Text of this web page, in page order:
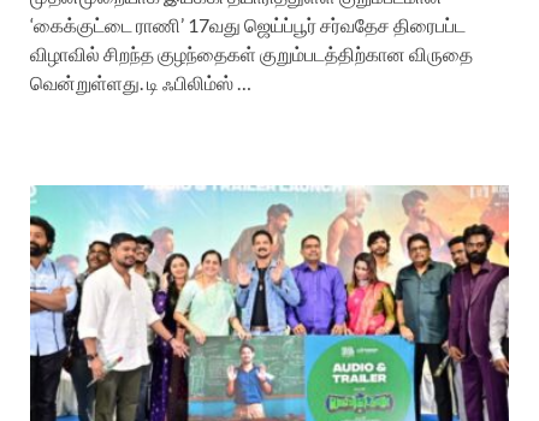
‘கைக்குட்டை ராணி’ 17வது ஜெய்ப்பூர் சர்வதேச திரைபப்ட
விழாவில் சிறந்த குழந்தைகள் குறும்படத்திற்கான விருதை
வென்றுள்ளது. டி ஃபிலிம்ஸ் …